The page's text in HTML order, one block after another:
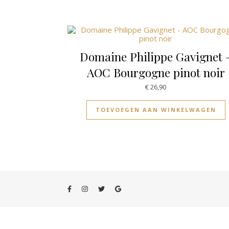
Domaine Philippe Gavignet
AOC Bourgogne pinot noir
€26,90
TOEVOEGEN AAN WINKELWAGEN